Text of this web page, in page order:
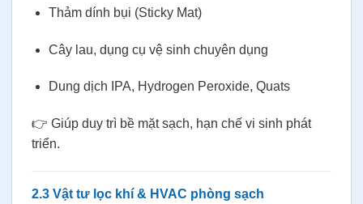
Thảm dính bụi (Sticky Mat)
Cây lau, dụng cụ vệ sinh chuyên dụng
Dung dịch IPA, Hydrogen Peroxide, Quats
👉 Giúp duy trì bề mặt sạch, hạn chế vi sinh phát
triển.
2.3 Vật tư lọc khí & HVAC phòng sạch